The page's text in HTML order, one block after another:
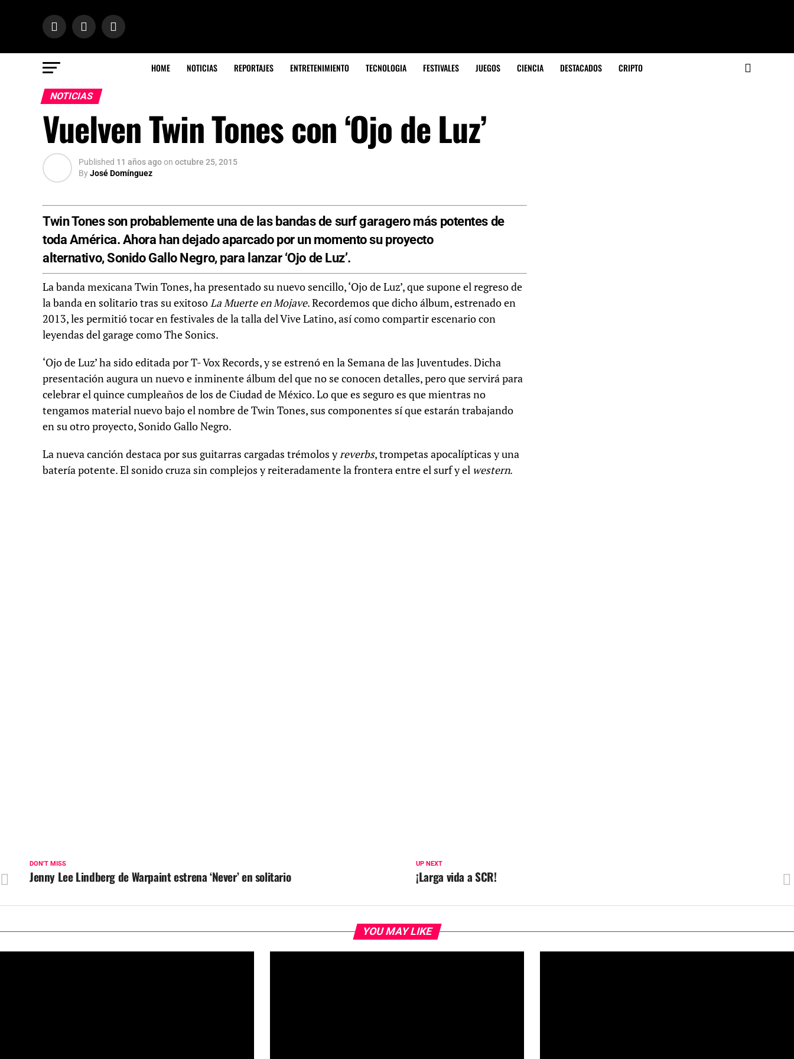
HOME NOTICIAS REPORTAJES ENTRETENIMIENTO TECNOLOGIA FESTIVALES JUEGOS CIENCIA DESTACADOS CRIPTO
NOTICIAS
Vuelven Twin Tones con ‘Ojo de Luz’
Published 11 años agoon octubre 25, 2015
ByJosé Domínguez
Twin Tones son probablemente una de las bandas de surf garagero más potentes de
toda América. Ahora han dejado aparcado por un momento su proyecto
alternativo, Sonido Gallo Negro, para lanzar ‘Ojo de Luz’.
La banda mexicana Twin Tones, ha presentado su nuevo sencillo, ‘Ojo de Luz’, que supone el regreso de
la banda en solitario tras su exitosoLa Muerte en Mojave. Recordemos que dicho álbum, estrenado en
2013, les permitió tocar en festivales de la talla del Vive Latino, así como compartir escenario con
leyendas del garage como The Sonics.
‘Ojo de Luz’ ha sido editada por T- Vox Records, y se estrenó en la Semana de las Juventudes. Dicha
presentación augura un nuevo e inminente álbum del que no se conocen detalles, pero que servirá para
celebrar el quince cumpleaños de los de Ciudad de México. Lo que es seguro es que mientras no
tengamos material nuevo bajo el nombre de Twin Tones, sus componentes sí que estarán trabajando
en su otro proyecto, Sonido Gallo Negro.
La nueva canción destaca por sus guitarras cargadas trémolos yreverbs, trompetas apocalípticas y una
batería potente. El sonido cruza sin complejos y reiteradamente la frontera entre el surf y el western.
UP NEXT
¡Larga vida a SCR!
DON'T MISS
Jenny Lee Lindberg de Warpaint estrena ‘Never’ en solitario
YOU MAY LIKE